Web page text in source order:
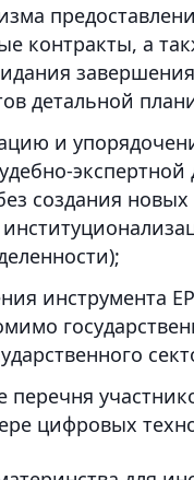
контракты, а
детальной
и
создания
инструмента
цифровых